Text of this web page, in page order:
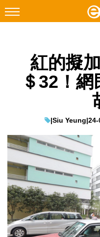
Facebook Instagram
科技焦點
教學評測
EduTech
IT Times
生成式AI與雲端應用
Enterprise Digital
特集
紅的擬
＄32！
|Siu Yeung|24-